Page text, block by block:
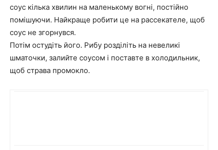
соус кілька хвилин на маленькому вогні, постійно
помішуючи. Найкраще робити це на рассекателе, щоб
соус не згорнувся.
Потім остудіть його. Рибу розділіть на невеликі
шматочки, залийте соусом і поставте в холодильник,
щоб страва промокло.